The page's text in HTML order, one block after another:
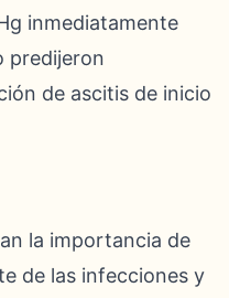
inmediatamente
predijeron
de ascitis de inicio
la importancia de
de las infecciones y